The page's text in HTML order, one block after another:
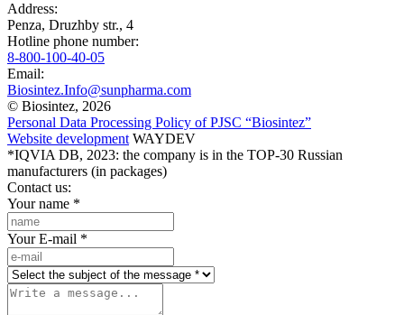
Address:
Penza, Druzhby str., 4
Hotline phone number:
8-800-100-40-05
Email:
Biosintez.Info@sunpharma.com
© Biosintez, 2026
Personal Data Processing Policy of PJSC “Biosintez”
Website development WAYDEV
*IQVIA DB, 2023: the company is in the TOP-30 Russian
manufacturers (in packages)
Contact us:
Your name *
Your E-mail *